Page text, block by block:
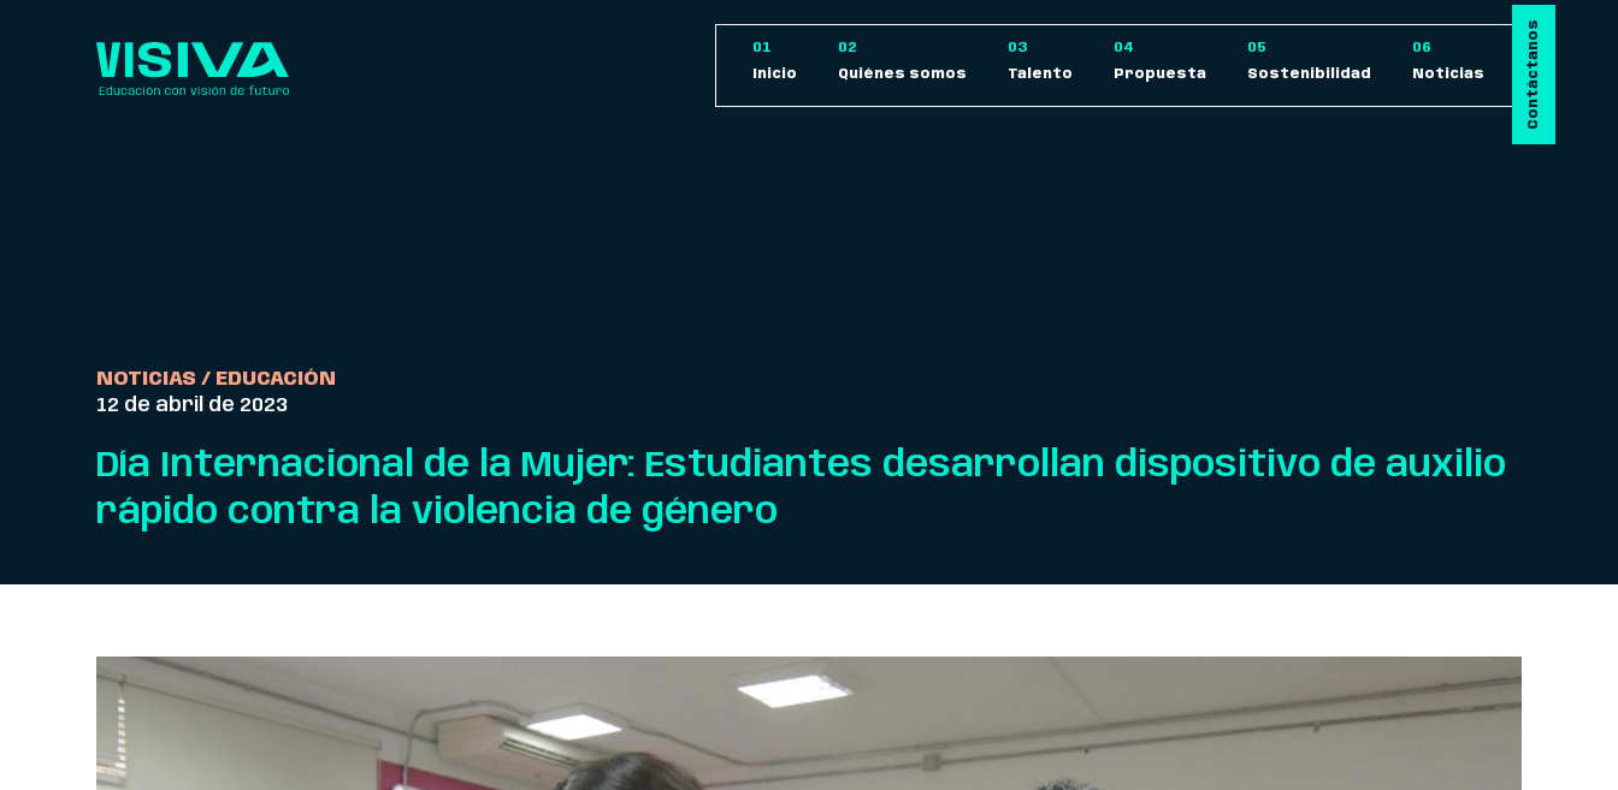
Inicio Quiénes somos Talento Propuesta Sostenibilidad Noticias Contáctanos
NOTICIAS / EDUCACIÓN
12 de abril de 2023
Día Internacional de la Mujer: Estudiantes desarrollan dispositivo de auxilio
rápido contra la violencia de género